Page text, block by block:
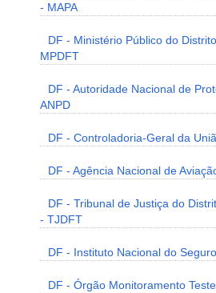
- MAPA
DF - Ministério Público do
MPDFT
DF - Autoridade Nacional de
ANPD
DF - Controladoria-Geral da
DF - Agência Nacional de
DF - Tribunal de Justiça do
- TJDFT
DF - Instituto Nacional do
DF - Órgão Monitoramento